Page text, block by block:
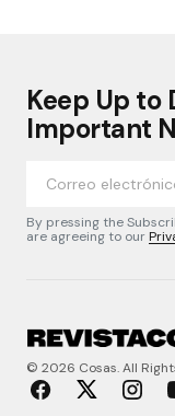
Keep Up to
Important
By pressing the
are agreeing to our
© 2026 Cosas. All